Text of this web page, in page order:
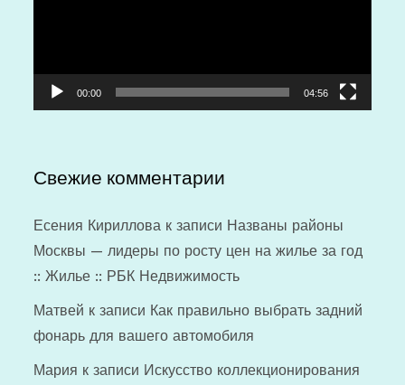
00:00 04:56
Свежие комментарии
Есения Кириллова к записи Названы районы
Москвы — лидеры по росту цен на жилье за год
:: Жилье :: РБК Недвижимость
Матвей к записи Как правильно выбрать задний
фонарь для вашего автомобиля
Мария к записи Искусство коллекционирования